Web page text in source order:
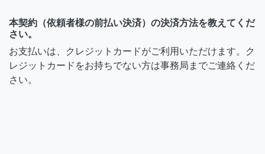
本契約（依頼者様の前払い決済）の決済方法を教えてくだ
さい。
お支払いは、クレジットカードがご利用いただけます。ク
レジットカードをお持ちでない方は事務局までご連絡くだ
さい。